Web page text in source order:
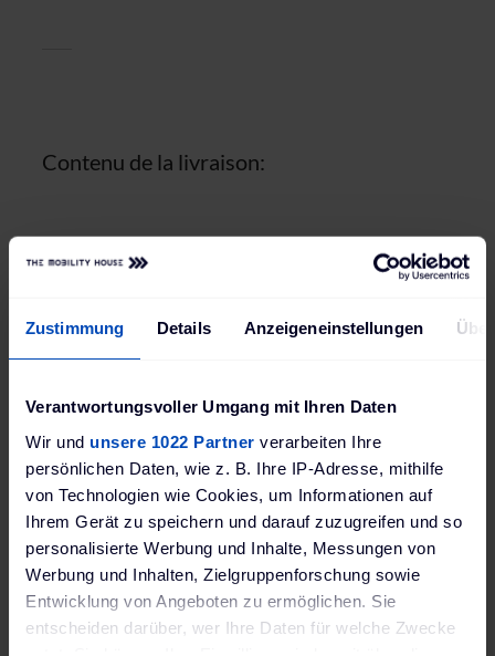
Zustimmung Details Anzeigeneinstellungen
Verantwortungsvoller Umgang mit Ihren Daten
Wir und unsere 1022 Partner verarbeiten Ihre
persönlichen Daten, wie z. B. Ihre IP-Adresse, mithilfe
von Technologien wie Cookies, um Informationen auf
Ihrem Gerät zu speichern und darauf zuzugreifen und so
personalisierte Werbung und Inhalte, Messungen von
Werbung und Inhalten, Zielgruppenforschung sowie
Entwicklung von Angeboten zu ermöglichen. Sie
entscheiden darüber, wer Ihre Daten für welche Zwecke
Contenu de la livraison:
Borne de recharge
Gabarit de perçage
Kit de montage
2 clés
Vous avez d’autres questions?
Vous trouverez toutes les informations relatives au
chargement de votre véhicule électriquedans notre
guide (en anglais), par exemple les paramètres à
prendre en compte lors de l’achat et de l’installation
d’une borne de recharge.